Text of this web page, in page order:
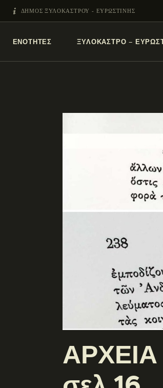
ΔΗΜΟΣ ΞΥΛΟΚΑΣΤΡΟΥ - ΕΥΡΩΣΤΙΝΗΣ
ΕΝΌΤΗΤΕΣ ΞΥΛΌΚΑΣΤΡΟ –